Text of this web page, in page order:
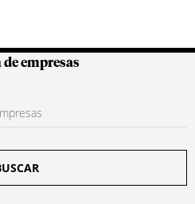
Colombianas
empresas